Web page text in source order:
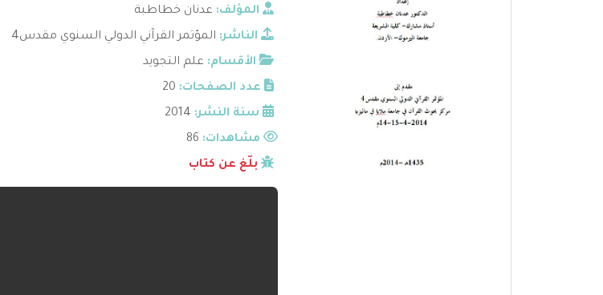
المؤلف: عدنان خطاطبة
الناشر: المؤتمر القرآني الدولي السنوي مقدس4
الأقسام: علم التجويد
عدد الصفحات: 20
سنة النشر: 2014
مشاهدات:
بلّغ عن كتاب